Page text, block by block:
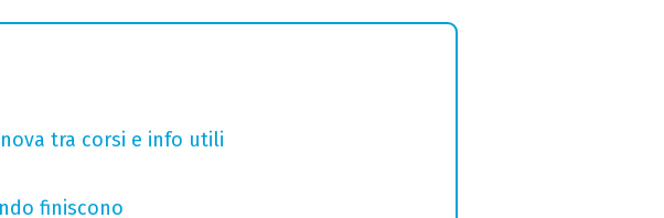
tra corsi e info utili
finiscono